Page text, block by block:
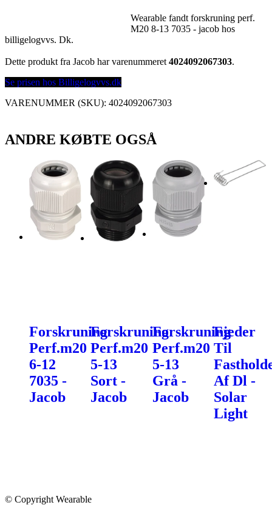
Wearable fandt forskruning perf.
M20 8-13 7035 - jacob hos
billigelogvvs. Dk.
Dette produkt fra Jacob har varenummeret 4024092067303.
Se prisen hos Billigelogvvs.dk
VARENUMMER (SKU): 4024092067303
ANDRE KØBTE OGSÅ
Forskruning
Perf.m20
6-12
7035 -
Jacob
Forskruning
Perf.m20
5-13
Sort -
Jacob
Forskruning
Perf.m20
5-13
Grå -
Jacob
Fjeder
Til
Af Dl -
Solar
Light
© Copyright Wearable